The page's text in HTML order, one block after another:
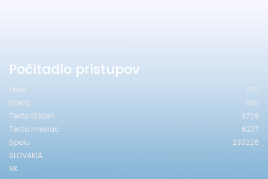
Počítadlo prístupov
Dnes
270
Včera
930
Tento týždeň
4729
Tento mesiac
6237
Spolu
239226
SLOVAKIA
SK